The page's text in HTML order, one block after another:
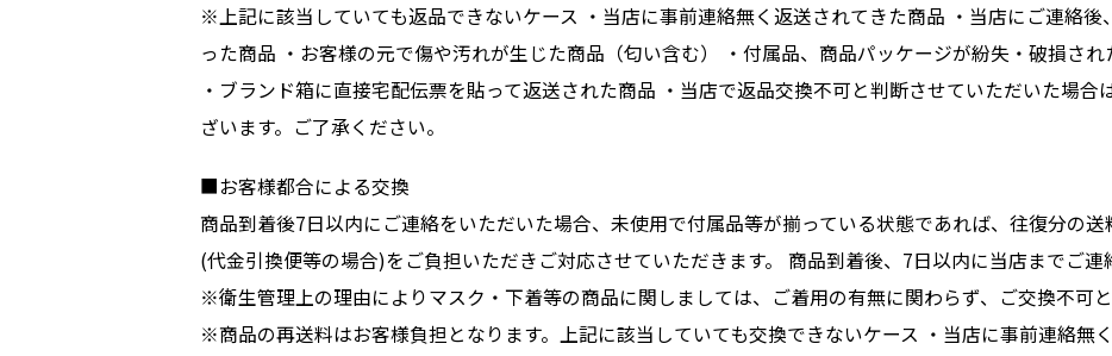
※上記に該当していても返品できないケース ・当店に事前連絡無く返送されてきた商品 ・当店にご連絡
った商品 ・お客様の元で傷や汚れが生じた商品（匂い含む） ・付属品、商品パッケージが紛失・破損され
・ブランド箱に直接宅配伝票を貼って返送された商品 ・当店で返品交換不可と判断させていただいた場
ざいます。ご了承ください。
■お客様都合による交換
商品到着後7日以内にご連絡をいただいた場合、未使用で付属品等が揃っている状態であれば、往復分の
(代金引換便等の場合)をご負担いただきご対応させていただきます。 商品到着後、7日以内に当店までご連
※衛生管理上の理由によりマスク・下着等の商品に関しましては、ご着用の有無に関わらず、ご交換不可と
※商品の再送料はお客様負担となります。上記に該当していても交換できないケース ・当店に事前連絡無